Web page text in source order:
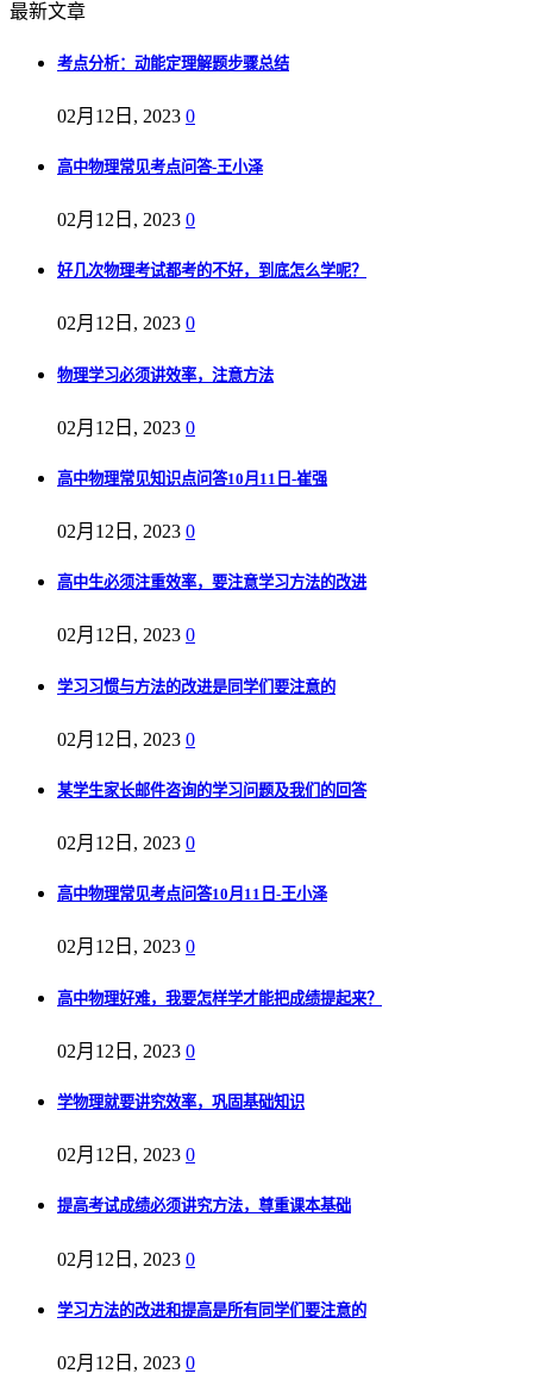
最新文章
考点分析：动能定理解题步骤总结
02月12日, 2023 0
高中物理常见考点问答-王小泽
02月12日, 2023 0
好几次物理考试都考的不好，到底怎么学呢？
02月12日, 2023 0
物理学习必须讲效率，注意方法
02月12日, 2023 0
高中物理常见知识点问答10月11日-崔强
02月12日, 2023 0
高中生必须注重效率，要注意学习方法的改进
02月12日, 2023 0
学习习惯与方法的改进是同学们要注意的
02月12日, 2023 0
某学生家长邮件咨询的学习问题及我们的回答
02月12日, 2023 0
高中物理常见考点问答10月11日-王小泽
02月12日, 2023 0
高中物理好难，我要怎样学才能把成绩提起来？
02月12日, 2023 0
学物理就要讲究效率，巩固基础知识
02月12日, 2023 0
提高考试成绩必须讲究方法，尊重课本基础
02月12日, 2023 0
学习方法的改进和提高是所有同学们要注意的
02月12日, 2023 0